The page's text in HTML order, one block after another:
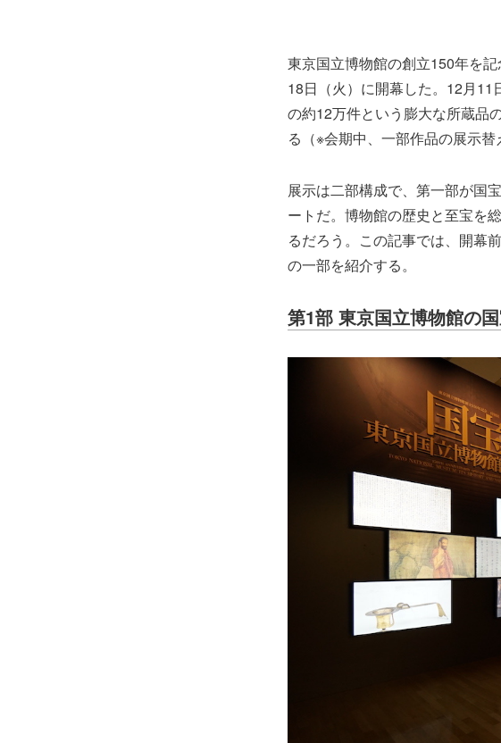
東京国立博物館の創立150年を
18日（火）に開幕した。12月
の約12万件という膨大な所蔵品
る（※会期中、一部作品の展示替
展示は二部構成で、第一部が国
ートだ。博物館の歴史と至宝を
るだろう。この記事では、開幕
の一部を紹介する。
第1部 東京国立博物館の